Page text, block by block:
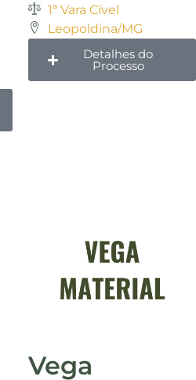
1ª Vara Cível
Leopoldina/MG
Detalhes do
Processo
Vega